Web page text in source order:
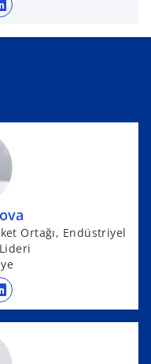
a
t
a
Ortağı, Endüstriyel